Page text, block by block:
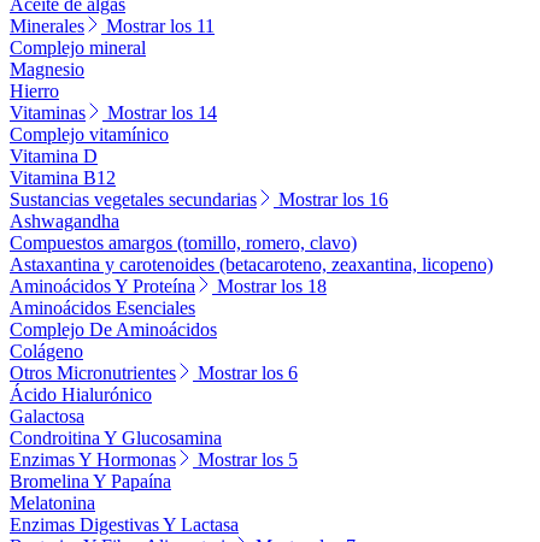
Aceite de algas
Minerales
Mostrar los 11
Complejo mineral
Magnesio
Hierro
Vitaminas
Mostrar los 14
Complejo vitamínico
Vitamina D
Vitamina B12
Sustancias vegetales secundarias
Mostrar los 16
Ashwagandha
Compuestos amargos (tomillo, romero, clavo)
Astaxantina y carotenoides (betacaroteno, zeaxantina, licopeno)
Aminoácidos Y Proteína
Mostrar los 18
Aminoácidos Esenciales
Complejo De Aminoácidos
Colágeno
Otros Micronutrientes
Mostrar los 6
Ácido Hialurónico
Galactosa
Condroitina Y Glucosamina
Enzimas Y Hormonas
Mostrar los 5
Bromelina Y Papaína
Melatonina
Enzimas Digestivas Y Lactasa